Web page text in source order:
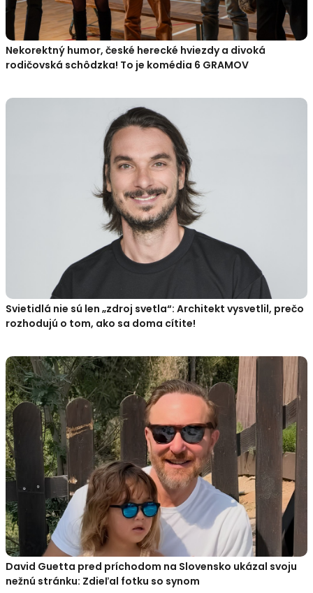
Nekorektný humor, české herecké hviezdy a divoká
rodičovská schôdzka! To je komédia 6 GRAMOV
Svietidlá nie sú len „zdroj svetla“: Architekt vysvetlil, prečo
rozhodujú o tom, ako sa doma cítite!
David Guetta pred príchodom na Slovensko ukázal svoju
nežnú stránku: Zdieľal fotku so synom